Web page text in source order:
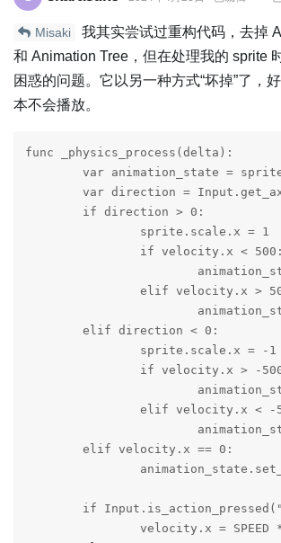
Misaki
我其实尝试过重构代码，去掉
和 Animation Tree，但在处理我的 sprite
困惑的问题。它以另一种方式“坏掉”了，
本不会播放。
func _physics_process(delta):